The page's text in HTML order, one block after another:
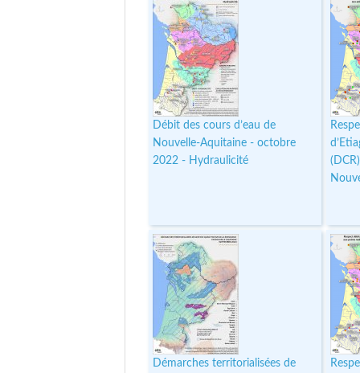
Débit des cours d’eau de
Nouvelle-Aquitaine - octobre
2022 - Hydraulicité
Démarches territorialisées de